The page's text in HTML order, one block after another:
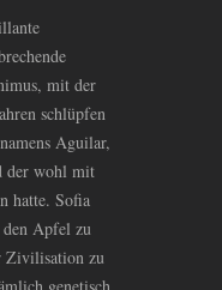
mit der
schlüpfen
Aguilar,
der wohl mit
hatte. Sofia
Apfel zu
Zivilisation zu